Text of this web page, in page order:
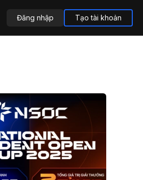
Đăng nhập Tạo tài khoản